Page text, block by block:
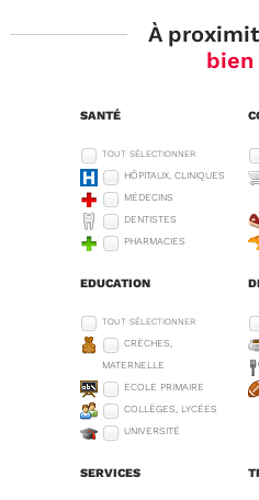
À
bien
SANTÉ
TOUT SÉLECTIONNER
HÔPITAUX, CLINIQUES
MÉDECINS
DENTISTES
PHARMACIES
EDUCATION
TOUT SÉLECTIONNER
CRÈCHES,
MATERNELLE
ECOLE PRIMAIRE
COLLÈGES, LYCÉES
UNIVERSITÉ
SERVICES